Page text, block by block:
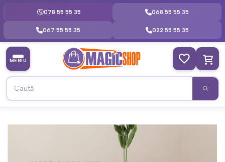
078 55 55 35 068 55 55 35
067 55 55 35 022 55 55 35
MENIU